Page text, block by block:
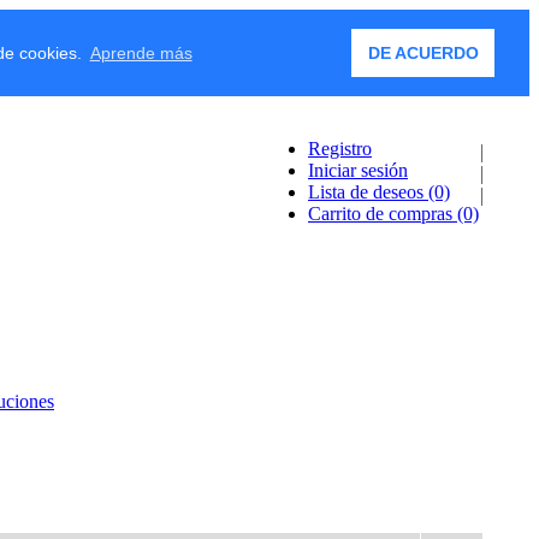
cookies. Aprende más DE ACUERDO
Registro
Iniciar sesión
Lista de deseos (0)
Carrito de compras (0)